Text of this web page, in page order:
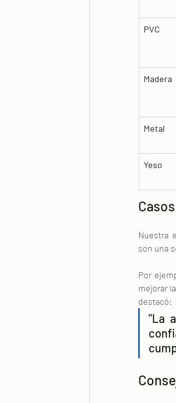
PVC
Madera
Metal
Yeso
Nuestra
son una
Por
mejorar
destacó:
"La